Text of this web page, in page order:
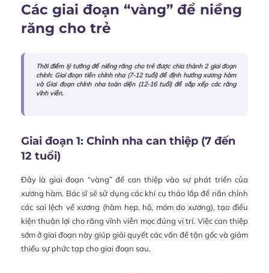
Các giai đoạn “vàng” để niềng
răng cho trẻ
Thời điểm lý tưởng để niềng răng cho trẻ được chia thành 2 giai đoạn
chính: Giai đoạn tiền chỉnh nha (7-12 tuổi) để định hướng xương hàm
và Giai đoạn chỉnh nha toàn diện (12-16 tuổi) để sắp xếp các răng
vĩnh viễn.
Giai đoạn 1: Chỉnh nha can thiệp (7 đến
12 tuổi)
Đây là giai đoạn “vàng” để can thiệp vào sự phát triển của
xương hàm. Bác sĩ sẽ sử dụng các khí cụ tháo lắp để nắn chỉnh
các sai lệch về xương (hàm hẹp, hô, móm do xương), tạo điều
kiện thuận lợi cho răng vĩnh viễn mọc đúng vị trí. Việc can thiệp
sớm ở giai đoạn này giúp giải quyết các vấn đề tận gốc và giảm
thiểu sự phức tạp cho giai đoạn sau.